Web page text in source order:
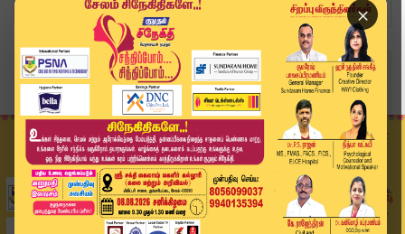
×
Home
வீடியோ ஸ்டோரி
நீட் மறுதேர்வுக்கு எதிர்ப்பு..! அண்ணாமலை கூறிய ...